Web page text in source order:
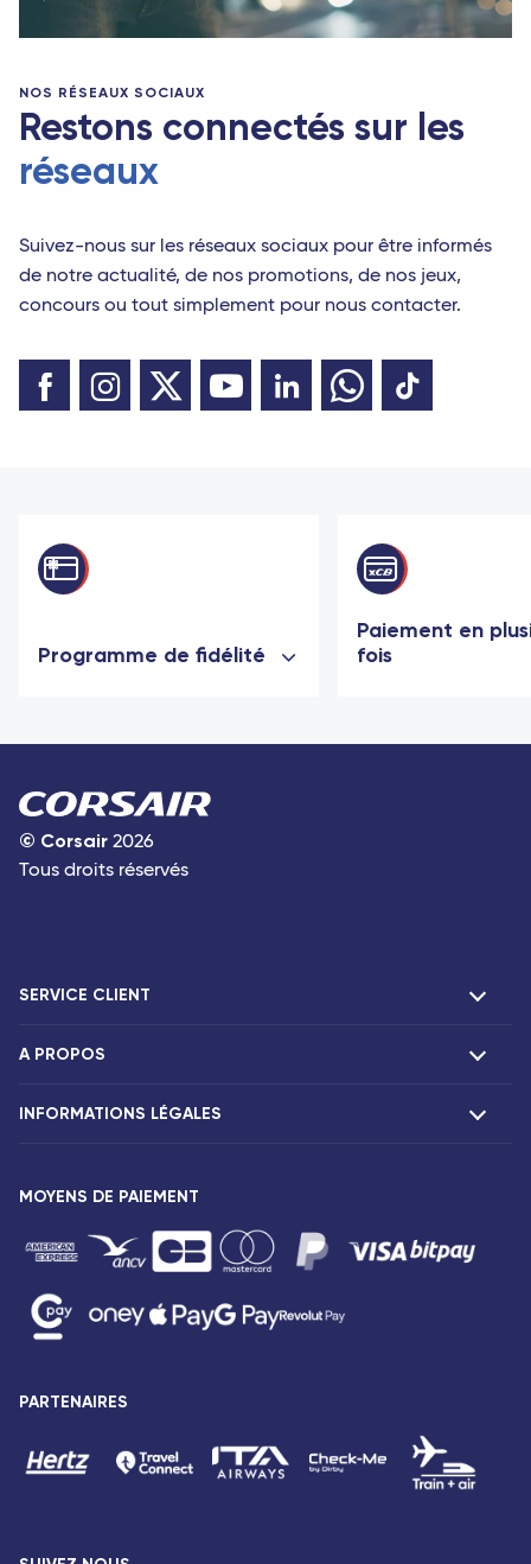
NOS RÉSEAUX SOCIAUX
Restons connectés sur les
réseaux
Suivez-nous sur les réseaux sociaux pour être informés
de notre actualité, de nos promotions, de nos jeux,
concours ou tout simplement pour nous contacter.
Programme de fidélité
Paiement en
fois
© Corsair 2026
Tous droits réservés
SERVICE CLIENT
F.A.Q et contacts
A PROPOS
Présentation
Communiqués de presse
Conditions tarifaires
Droits des passagers
Conditions générales de vente
Plan du site
INFORMATIONS LÉGALES
MOYENS DE PAIEMENT
PARTENAIRES